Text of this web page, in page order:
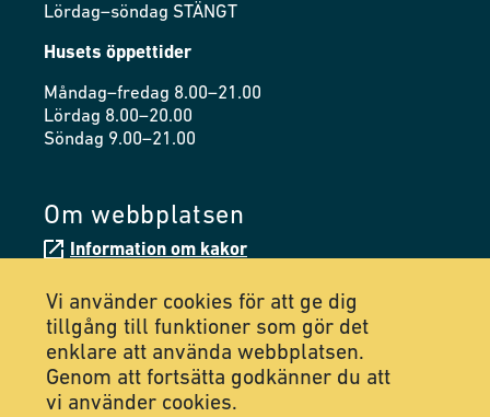
Lördag–söndag STÄNGT
Husets öppettider
Måndag–fredag 8.00–21.00
Lördag 8.00–20.00
Söndag 9.00–21.00
Om webbplatsen
Information om kakor
Tillgänglighetsredogörelse
Följ oss på Facebook
Följ oss på Instagram
Vi använder cookies för att ge dig
tillgång till funktioner som gör det
enklare att använda webbplatsen.
Genom att fortsätta godkänner du att
vi använder cookies.